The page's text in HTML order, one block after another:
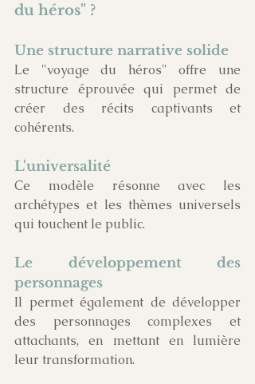
du héros" ?
Une structure narrative solide
Le "voyage du héros" offre une
structure éprouvée qui permet de
créer des récits captivants et
cohérents.
L'universalité
Ce modèle résonne avec les
archétypes et les thèmes universels
qui touchent le public.
Le développement des
personnages
Il permet également de développer
des personnages complexes et
attachants, en mettant en lumière
leur transformation.